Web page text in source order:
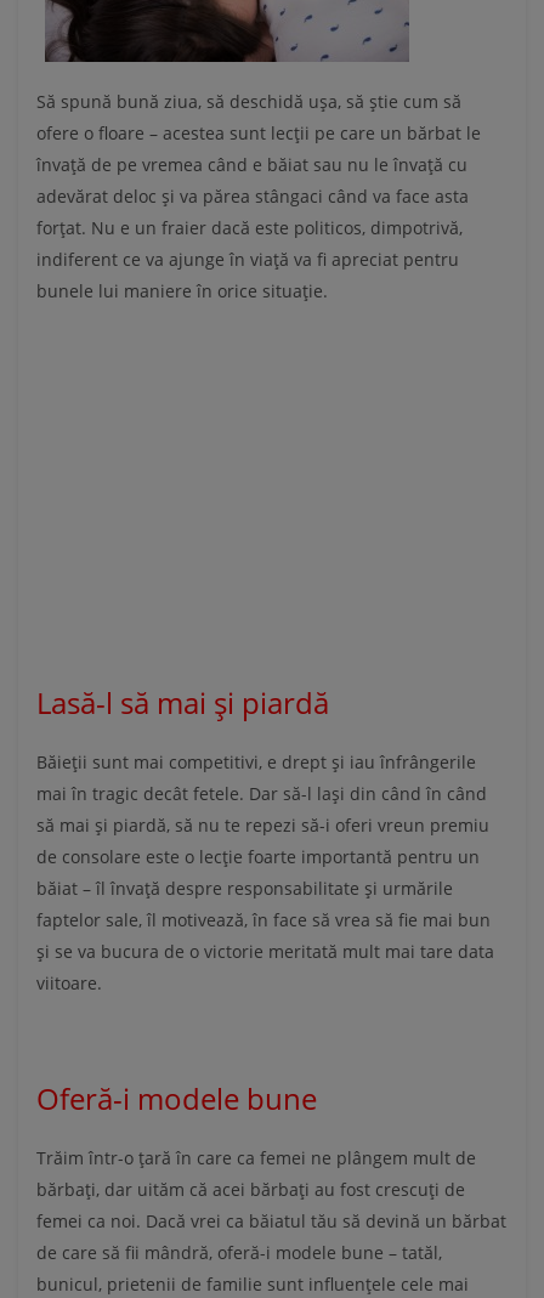
Să spună bună ziua, să deschidă ușa, să știe cum să
ofere o floare – acestea sunt lecții pe care un bărbat le
învață de pe vremea când e băiat sau nu le învață cu
adevărat deloc și va părea stângaci când va face asta
forțat. Nu e un fraier dacă este politicos, dimpotrivă,
indiferent ce va ajunge în viață va fi apreciat pentru
bunele lui maniere în orice situație.
Lasă-l să mai și piardă
Băieții sunt mai competitivi, e drept și iau înfrângerile
mai în tragic decât fetele. Dar să-l lași din când în când
să mai și piardă, să nu te repezi să-i oferi vreun premiu
de consolare este o lecție foarte importantă pentru un
băiat – îl învață despre responsabilitate și urmările
faptelor sale, îl motivează, în face să vrea să fie mai bun
și se va bucura de o victorie meritată mult mai tare data
viitoare.
Oferă-i modele bune
Trăim într-o țară în care ca femei ne plângem mult de
bărbați, dar uităm că acei bărbați au fost crescuți de
femei ca noi. Dacă vrei ca băiatul tău să devină un bărbat
de care să fii mândră, oferă-i modele bune – tatăl,
bunicul, prietenii de familie sunt influențele cele mai